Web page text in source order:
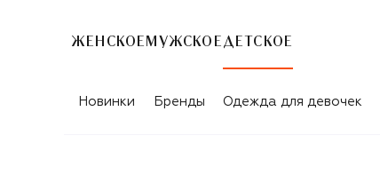
ЖЕНСКОЕ МУЖСКОЕ ДЕТСКОЕ
Новинки Бренды Одежда для девочек